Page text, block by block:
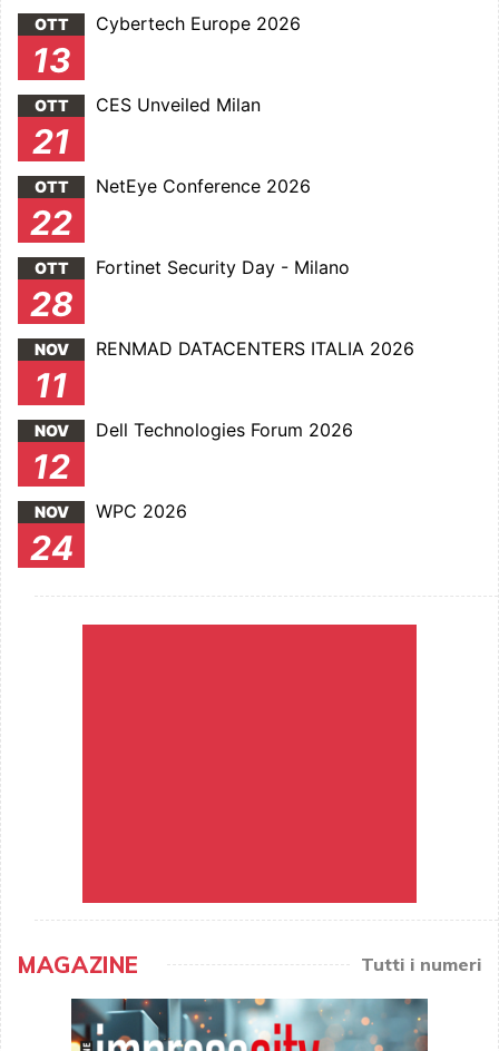
OTT
13
Cybertech Europe 2026
OTT
21
CES Unveiled Milan
OTT
22
NetEye Conference 2026
OTT
28
Fortinet Security Day - Milano
NOV
11
RENMAD DATACENTERS ITALIA 2026
NOV
12
Dell Technologies Forum 2026
NOV
24
WPC 2026
MAGAZINE Tutti i numeri